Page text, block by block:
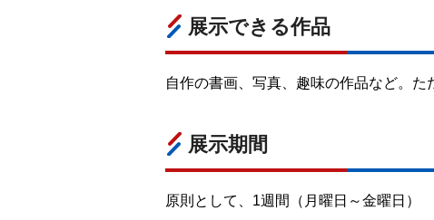
展示できる作品
自作の書画、写真、趣味の作品など。た
展示期間
原則として、1週間（月曜日～金曜日）